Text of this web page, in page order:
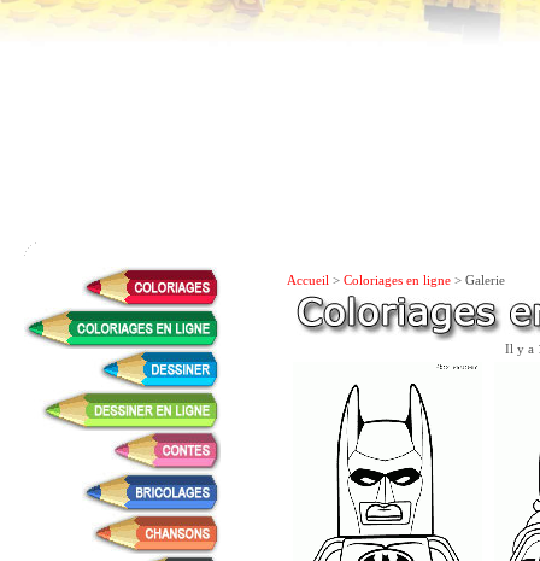
Accueil > Coloriages en ligne> Galerie
Il y a